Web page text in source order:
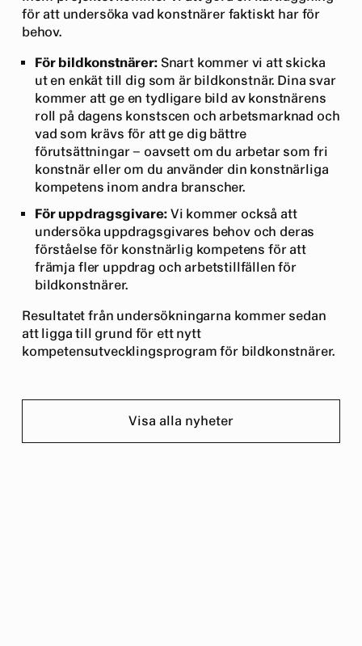
för att undersöka vad konstnärer faktiskt har för
behov.
För bildkonstnärer:Snart kommer vi att skicka
ut en enkät till dig som är bildkonstnär. Dina svar
kommer att ge en tydligare bild av konstnärens
roll på dagens konstscen och arbetsmarknad och
vad som krävs för att ge dig bättre
förutsättningar – oavsett om du arbetar som fri
konstnär eller om du använder din konstnärliga
kompetens inom andra branscher.
För uppdragsgivare:Vi kommer också att
undersöka uppdragsgivares behov och deras
förståelse för konstnärlig kompetens för att
främja fler uppdrag och arbetstillfällen för
bildkonstnärer.
Resultatet från undersökningarna kommer sedan
att ligga till grund för ett nytt
kompetensutvecklingsprogram för bildkonstnärer.
Visa alla nyheter